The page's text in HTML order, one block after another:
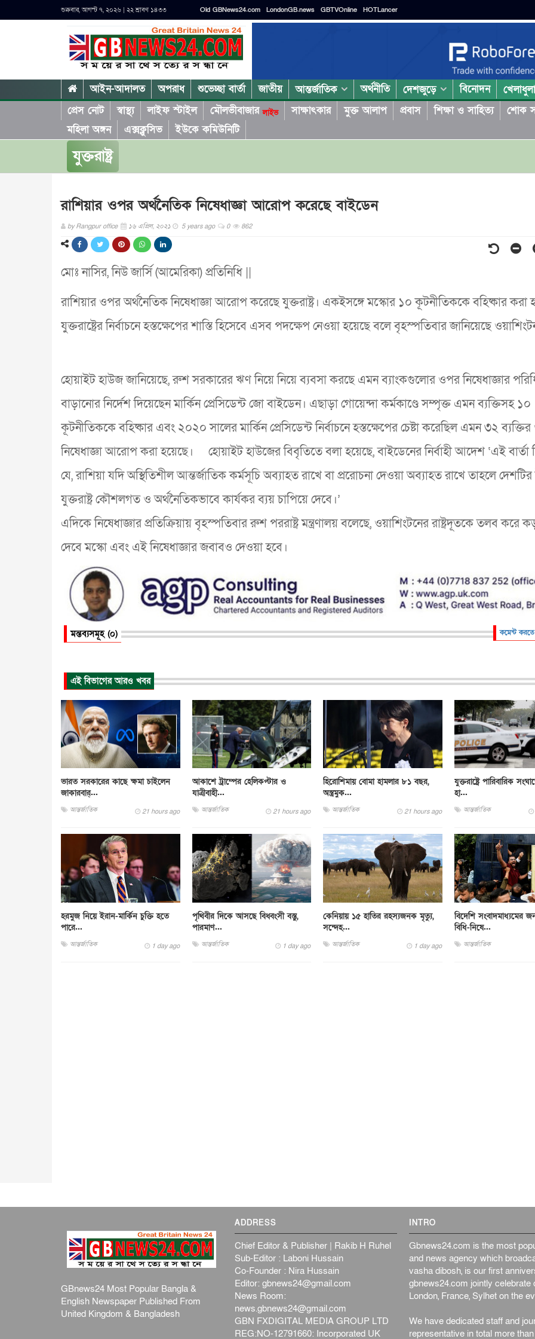
শুক্রবার, আগস্ট ৭, ২০২৬ | ২২ শ্রাবণ ১৪৩৩ Old GBNews24.com LondonGB.news GBTVOnline HOTLancer
আইন-আদালত অপরাধ শুভেচ্ছা বার্তা জাতীয় আন্তর্জাতিক অর্থনীতি দেশজুড়ে বিনোদন
প্রেস নোট
স্বাস্থ্য লাইফ স্টাইল মৌলভীবাজারলাইভ সাক্ষাৎকার মুক্ত আলাপ প্রবাস শিক্ষা ও সাহিত্য শোক
মহিলা অঙ্গন
এক্সক্লুসিভ ইউকে কমিউনিটি
যুক্তরাষ্ট্র
রাশিয়ার ওপর অর্থনৈতিক নিষেধাজ্ঞা আরোপ করেছে বাইডেন
byRangpur office ১৬ এপ্রিল, ২০২১ 5 years ago 0 862
মোঃ নাসির, নিউ জার্সি (আমেরিকা) প্রতিনিধি ||
রাশিয়ার ওপর অর্থনৈতিক নিষেধাজ্ঞা আরোপ করেছে যুক্তরাষ্ট্র। একইসঙ্গে মস্কোর ১০ কূটনীতিককে বহিষ্কার করা
যুক্তরাষ্ট্রের নির্বাচনে হস্তক্ষেপের শাস্তি হিসেবে এসব পদক্ষেপ নেওয়া হয়েছে বলে বৃহস্পতিবার জানিয়েছে
হোয়াইট হাউজ জানিয়েছে, রুশ সরকারের ঋণ নিয়ে নিয়ে ব্যবসা করছে এমন ব্যাংকগুলোর ওপর নিষেধাজ্ঞার
বাড়ানোর নির্দেশ দিয়েছেন মার্কিন প্রেসিডেন্ট জো বাইডেন। এছাড়া গোয়েন্দা কর্মকাণ্ডে সম্পৃক্ত এমন ব্যক্তিসহ ১০
কূটনীতিককে বহিষ্কার এবং ২০২০ সালের মার্কিন প্রেসিডেন্ট নির্বাচনে হস্তক্ষেপের চেষ্টা করেছিল এমন ৩২
নিষেধাজ্ঞা আরোপ করা হয়েছে। হোয়াইট হাউজের বিবৃতিতে বলা হয়েছে, বাইডেনের নির্বাহী আদেশ ‘এই বার্তা
যে, রাশিয়া যদি অস্থিতিশীল আন্তর্জাতিক কর্মসূচি অব্যাহত রাখে বা প্ররোচনা দেওয়া অব্যাহত রাখে তাহলে
যুক্তরাষ্ট্র কৌশলগত ও অর্থনৈতিকভাবে কার্যকর ব্যয় চাপিয়ে দেবে।’
এদিকে নিষেধাজ্ঞার প্রতিক্রিয়ায় বৃহস্পতিবার রুশ পররাষ্ট্র মন্ত্রণালয় বলেছে, ওয়াশিংটনের রাষ্ট্রদূতকে তলব করে
দেবে মস্কো এবং এই নিষেধাজ্ঞার জবাবও দেওয়া হবে।
মন্তব্যসমূহ (০) কমেন্ট
এই বিভাগের আরও খবর
ভারত সরকারের কাছে ক্ষমা চাইলেন
জাকারবার্...
আন্তর্জাতিক 21 hours ago
আকাশে ট্রাম্পের হেলিকপ্টার ও
যাত্রীবাহী...
আন্তর্জাতিক 21 hours ago
হিরোশিমায় বোমা হামলার ৮১ বছর,
অস্ত্রমুক...
আন্তর্জাতিক 21 hours ago
যুক্তরাষ্ট্রে পারিবারিক
হা...
আন্তর্জাতিক
হরমুজ নিয়ে ইরান-মার্কিন চুক্তি হতে
পারে...
আন্তর্জাতিক 1 day ago
পৃথিবীর দিকে আসছে বিধ্বংসী বস্তু,
পারমাণ...
আন্তর্জাতিক 1 day ago
কেনিয়ায় ১৫ হাতির রহস্যজনক মৃত্যু,
সন্দেহ...
আন্তর্জাতিক 1 day ago
বিদেশি সংবাদমাধ্যমের
বিধি-নিষে...
আন্তর্জাতিক
GBnews24 Most Popular Bangla &
English Newspaper Published From
United Kingdom & Bangladesh
ADDRESS
Chief Editor & Publisher | Rakib H Ruhel
Sub-Editor : Laboni Hussain
Co-Founder : Nira Hussain
Editor:gbnews24@gmail.com
News Room:
news.gbnews24@gmail.com
GBN FXDIGITAL MEDIA GROUP LTD
REG:NO-12791660: Incorporated UK
INTRO
Gbnews24.com is the most
and news agency which
vasha dibosh, is our first
gbnews24.com jointly
London, France, Sylhet on the
We have dedicated staff and
representative in total more